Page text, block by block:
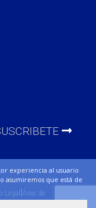
experiencia al usuario
asumiremos que está de
Legal Área de